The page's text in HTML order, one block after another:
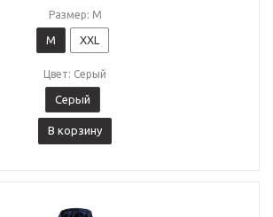
Размер: M
M XXL
Цвет: Серый
Серый
В корзину